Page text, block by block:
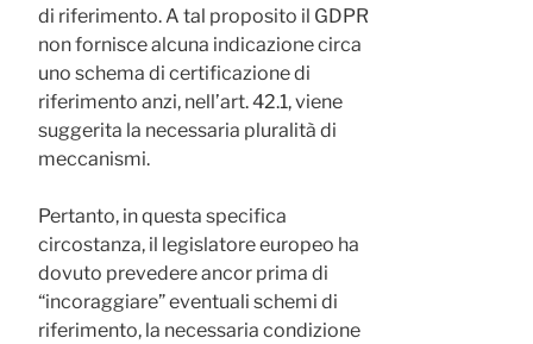
di riferimento. A tal proposito il GDPR
non fornisce alcuna indicazione circa
uno schema di certificazione di
riferimento anzi, nell’art. 42.1, viene
suggerita la necessaria pluralità di
meccanismi.
Pertanto, in questa specifica
circostanza, il legislatore europeo ha
dovuto prevedere ancor prima di
“incoraggiare” eventuali schemi di
riferimento, la necessaria condizione